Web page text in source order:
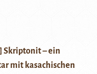
Skriptonit – ein
mit kasachischen